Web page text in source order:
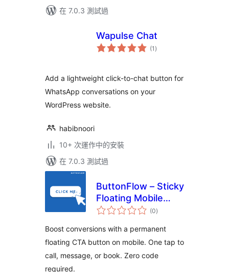
在 7.0.3 測試過
Wapulse Chat
(1 總
評)
Add a lightweight click-to-chat button for
WhatsApp conversations on your
WordPress website.
habibnoori
10+ 次運作中的安裝
在 7.0.3 測試過
ButtonFlow – Sticky
Floating Mobile
Button for Call,
Booking
(0總
評)
Boost conversions with a permanent
floating CTA button on mobile. One tap to
call, message, or book. Zero code
required.